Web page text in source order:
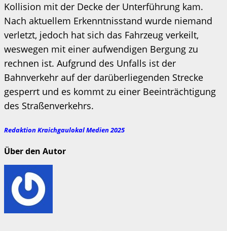
Kollision mit der Decke der Unterführung kam.
Nach aktuellem Erkenntnisstand wurde niemand
verletzt, jedoch hat sich das Fahrzeug verkeilt,
weswegen mit einer aufwendigen Bergung zu
rechnen ist. Aufgrund des Unfalls ist der
Bahnverkehr auf der darüberliegenden Strecke
gesperrt und es kommt zu einer Beeinträchtigung
des Straßenverkehrs.
Redaktion Kraichgaulokal Medien 2025
Über den Autor